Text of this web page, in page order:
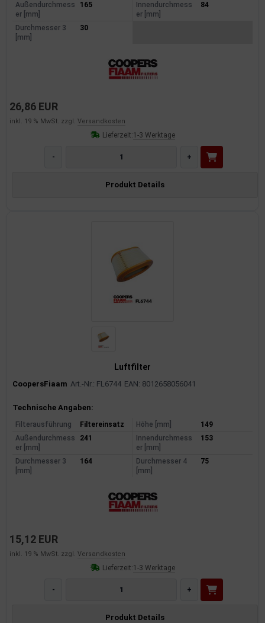
Außendurchmess
er [mm]
165
Innendurchmess
er [mm]
84
Durchmesser 3
[mm]
30
26,86 EUR
inkl. 19 % MwSt. zzgl. Versandkosten
Lieferzeit:1-3 Werktage
- +
Produkt Details
Luftfilter
CoopersFiaam Art.-Nr.: FL6744 EAN: 8012658056041
Produktinformationen
Technische Angaben:
Filterausführung Filtereinsatz Höhe [mm]
149
Außendurchmess
er [mm]
241
Innendurchmess
er [mm]
153
Durchmesser 3
[mm]
164
Durchmesser 4
[mm]
75
15,12 EUR
inkl. 19 % MwSt. zzgl. Versandkosten
Lieferzeit:1-3 Werktage
- +
Produkt Details
Verbrauchsmaterial